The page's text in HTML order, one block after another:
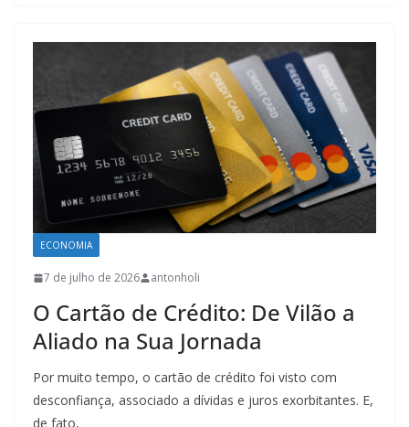
ECONOMIA
7 de julho de 2026 antonholi
O Cartão de Crédito: De Vilão a
Aliado na Sua Jornada
Por muito tempo, o cartão de crédito foi visto com
desconfiança, associado a dívidas e juros exorbitantes. E,
de fato,